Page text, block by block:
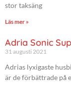
stor taksäng
Läs mer »
Adria Sonic
31 augusti 2021
Adrias lyxigaste
är de förbättrade på